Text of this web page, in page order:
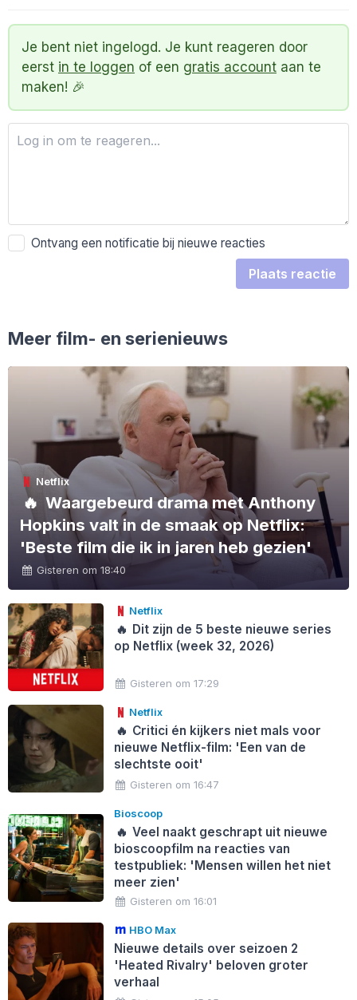
Je bent niet ingelogd. Je kunt reageren door
eerst in te loggen of een gratis account aan te
maken! 🎉
Ontvang een notificatie bij nieuwe reacties
Plaats reactie
Meer film- en serienieuws
Netflix
🔥 Waargebeurd drama met Anthony
Hopkins valt in de smaak op Netflix:
'Beste film die ik in jaren heb gezien'
Gisteren om 18:40
Netflix
🔥 Dit zijn de 5 beste nieuwe series
op Netflix (week 32, 2026)
Gisteren om 17:29
Netflix
🔥 Critici én kijkers niet mals voor
nieuwe Netflix-film: 'Een van de
slechtste ooit'
Gisteren om 16:47
Bioscoop
🔥 Veel naakt geschrapt uit nieuwe
bioscoopfilm na reacties van
testpubliek: 'Mensen willen het niet
meer zien'
Gisteren om 16:01
HBO Max
Nieuwe details over seizoen 2
'Heated Rivalry' beloven groter
verhaal